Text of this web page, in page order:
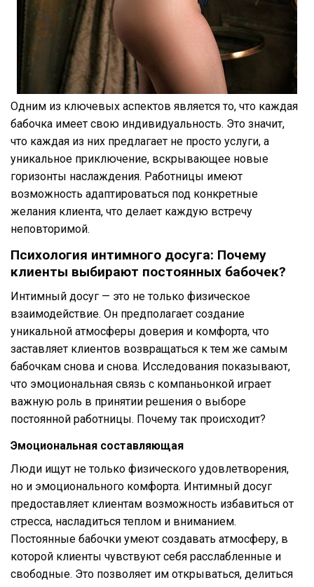
Одним из ключевых аспектов является то, что каждая
бабочка имеет свою индивидуальность. Это значит,
что каждая из них предлагает не просто услуги, а
уникальное приключение, вскрывающее новые
горизонты наслаждения. Работницы имеют
возможность адаптироваться под конкретные
желания клиента, что делает каждую встречу
неповторимой.
Психология интимного досуга: Почему
клиенты выбирают постоянных бабочек?
Интимный досуг — это не только физическое
взаимодействие. Он предполагает создание
уникальной атмосферы доверия и комфорта, что
заставляет клиентов возвращаться к тем же самым
бабочкам снова и снова. Исследования показывают,
что эмоциональная связь с компаньонкой играет
важную роль в принятии решения о выборе
постоянной работницы. Почему так происходит?
Эмоциональная составляющая
Люди ищут не только физического удовлетворения,
но и эмоционального комфорта. Интимный досуг
предоставляет клиентам возможность избавиться от
стресса, насладиться теплом и вниманием.
Постоянные бабочки умеют создавать атмосферу, в
которой клиенты чувствуют себя расслабленные и
свободные. Это позволяет им открываться, делиться